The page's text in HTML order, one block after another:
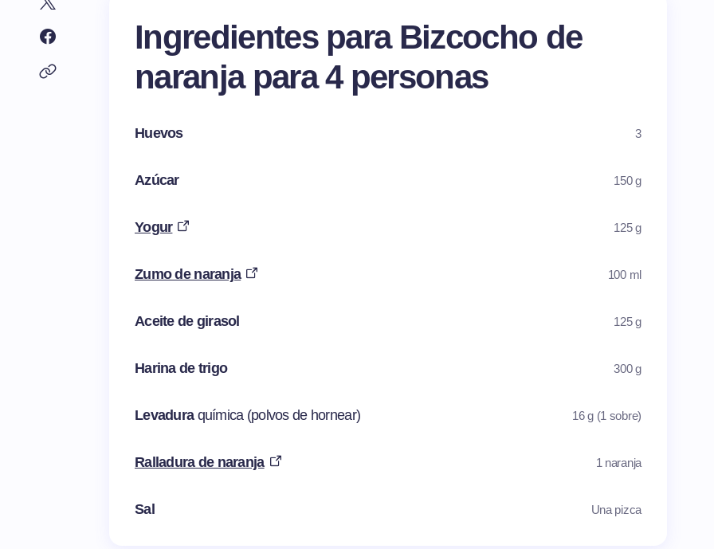
Ingredientes para Bizcocho de
naranja para 4 personas
Huevos 3
Azúcar 150 g
Yogur 125 g
Zumo de naranja 100 ml
Aceite de girasol 125 g
Harina de trigo 300 g
Levadura química (polvos de hornear) 16 g (1 sobre)
Ralladura de naranja 1 naranja
Sal Una pizca